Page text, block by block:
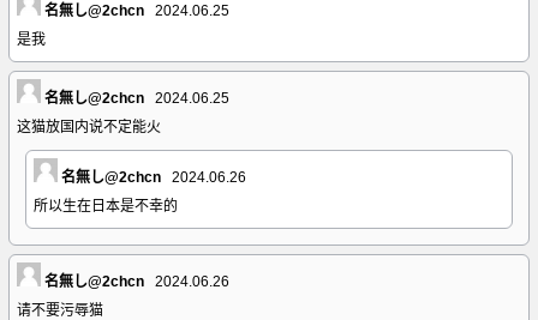
名無し@2chcn
2024.06.25
是我
名無し@2chcn
2024.06.25
这猫放国内说不定能火
名無し@2chcn
2024.06.26
所以生在日本是不幸的
名無し@2chcn
2024.06.26
请不要污辱猫